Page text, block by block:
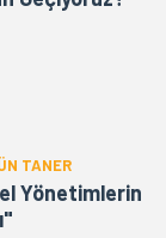
TANER
Yönetimlerin